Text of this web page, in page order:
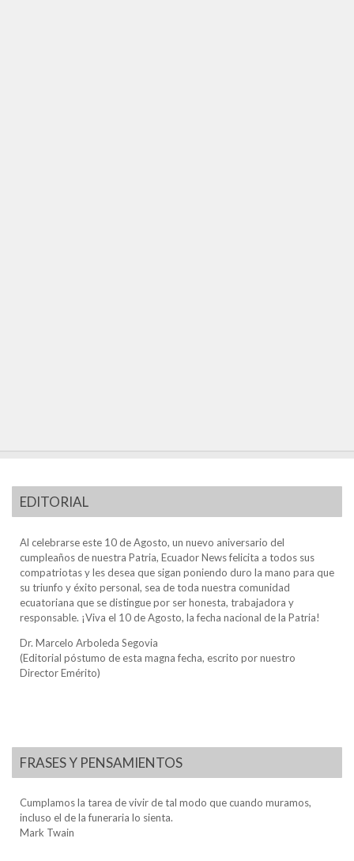
EDITORIAL
Al celebrarse este 10 de Agosto, un nuevo aniversario del
cumpleaños de nuestra Patria, Ecuador News felicita a todos sus
compatriotas y les desea que sigan poniendo duro la mano para que
su triunfo y éxito personal, sea de toda nuestra comunidad
ecuatoriana que se distingue por ser honesta, trabajadora y
responsable. ¡Viva el 10 de Agosto, la fecha nacional de la Patria!
Dr. Marcelo Arboleda Segovia
(Editorial póstumo de esta magna fecha, escrito por nuestro
Director Emérito)
FRASES Y PENSAMIENTOS
Cumplamos la tarea de vivir de tal modo que cuando muramos,
incluso el de la funeraria lo sienta.
Mark Twain